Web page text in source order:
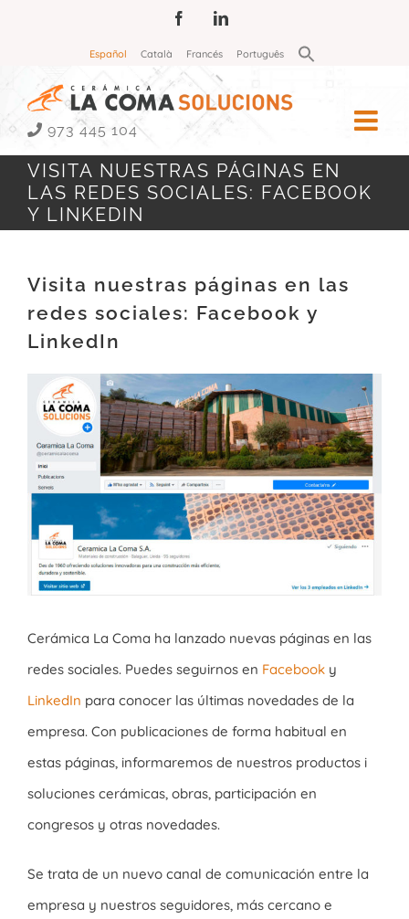
FacebookLinkedIn
Español Català Francés Português Buscar:
973 445 104
VISITA NUESTRAS PÁGINAS EN
LAS REDES SOCIALES: FACEBOOK
Y LINKEDIN
Visita nuestras páginas en las
redes sociales: Facebook y
LinkedIn
imagen
más
grande
Cerámica La Coma ha lanzado nuevas páginas en las
redes sociales. Puedes seguirnos en Facebook y
LinkedIn para conocer las últimas novedades de la
empresa. Con publicaciones de forma habitual en
estas páginas, informaremos de nuestros productos i
soluciones cerámicas, obras, participación en
congresos y otras novedades.
Se trata de un nuevo canal de comunicación entre la
empresa y nuestros seguidores, más cercano e